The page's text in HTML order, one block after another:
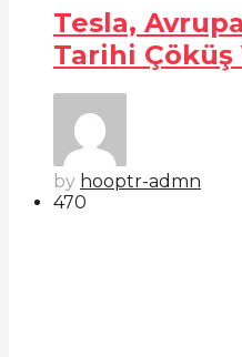
Tesla,
Tarihi Çöküş
by hooptr-admn
470